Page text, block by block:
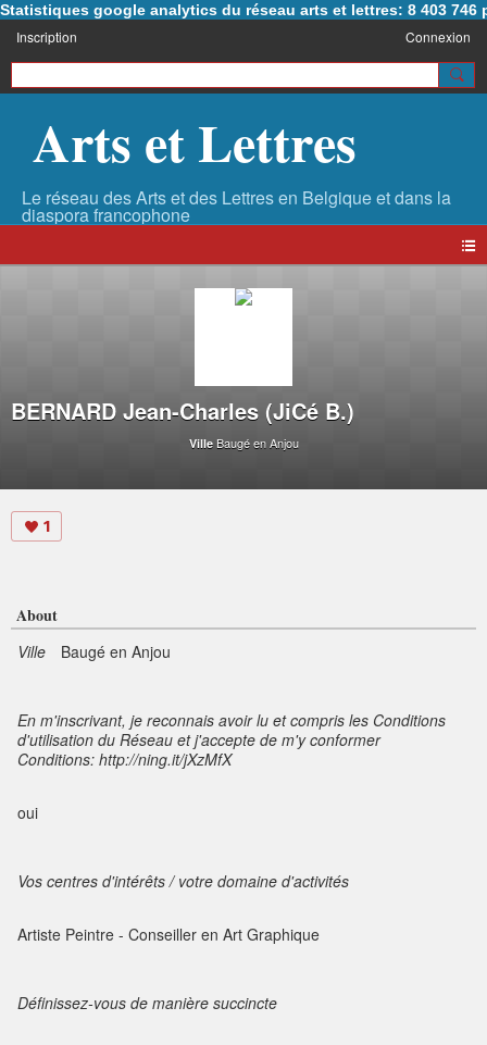
Statistiques google analytics du réseau arts et lettres: 8 403 746
Inscription Connexion
Arts et Lettres
BERNARD Jean-Charles (JiCé B.)
VilleBaugé en Anjou
1
About
Ville Baugé en Anjou
En m'inscrivant, je reconnais avoir lu et compris les Conditions
d'utilisation du Réseau et j'accepte de m'y conformer
Conditions: http://ning.it/jXzMfX
oui
Vos centres d'intérêts / votre domaine d'activités
Artiste Peintre - Conseiller en Art Graphique
Définissez-vous de manière succincte